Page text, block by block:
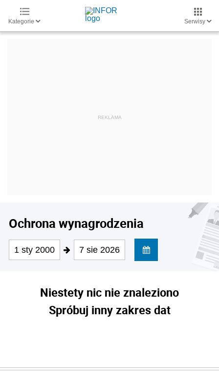
Kategorie Serwisy
Ochrona wynagrodzenia
1 sty 2000 7 sie 2026
Niestety nic nie znaleziono
Spróbuj inny zakres dat